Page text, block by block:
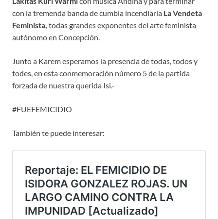
con la tremenda banda de cumbia incendiaria La Vendeta
Feminista, todas grandes exponentes del arte feminista
autónomo en Concepción.
Junto a Karem esperamos la presencia de todas, todos y
todes, en esta conmemoración número 5 de la partida
forzada de nuestra querida Isi.-
#FUEFEMICIDIO
También te puede interesar: